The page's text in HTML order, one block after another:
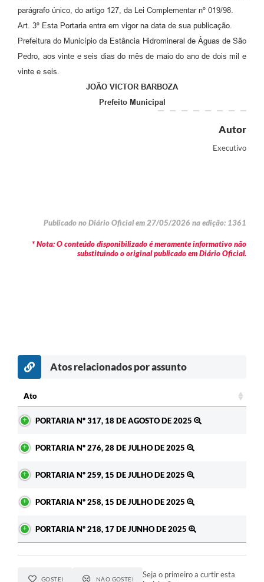
parágrafo único, do artigo 127, da Lei Complementar nº 019/98.
Art. 3º Esta Portaria entra em vigor na data de sua publicação.
Prefeitura do Município da Estância Hidromineral de Águas de São
Pedro, aos vinte e seis dias do mês de maio do ano de dois mil e
vinte e seis.
JOÃO VICTOR BARBOZA
Prefeito Municipal
Autor
Executivo
Publicado no Diário Oficial em 27/05/2026 na edição: 1361
* Nota: O conteúdo disponibilizado é meramente informativo não
substituindo o original publicado em Diário Oficial.
Atos relacionados por assunto
Ato
PORTARIA Nº 317, 18 DE AGOSTO DE 2025
PORTARIA Nº 276, 28 DE JULHO DE 2025
PORTARIA Nº 259, 15 DE JULHO DE 2025
PORTARIA Nº 258, 15 DE JULHO DE 2025
PORTARIA Nº 218, 17 DE JUNHO DE 2025
GOSTEI NÃO GOSTEI
Seja o primeiro a curtir esta